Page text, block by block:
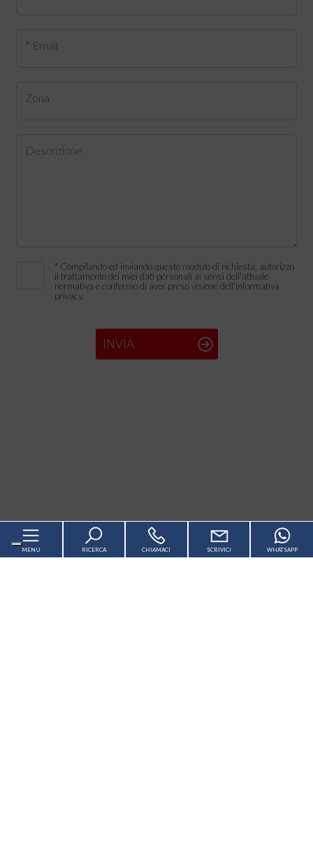
* Email
Zona
Descrizione
* Compilando ed inviando questo modulo di richiesta, autorizzo
il trattamento dei miei dati personali ai sensi dell'attuale
normativa e confermo di aver preso visione dell'informativa
privacy.
INVIA
MENU RICERCA CHIAMACI SCRIVICI WHATSAPP